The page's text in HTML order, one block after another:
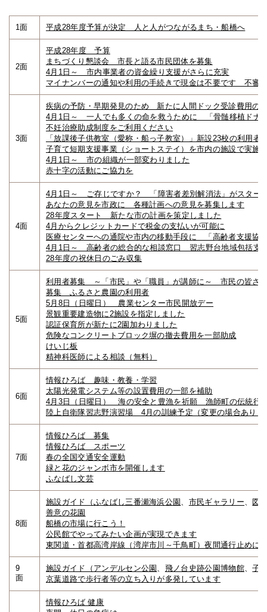
1面 平成28年度予算が決定 人と人がつながるまち・船橋へ
2面
平成28年度 予算
まちづくり懇談会 市長と語る市民団体を募集
4月1日～ 市内事業者の資金繰り支援がさらに充実
マイナンバーの通知や利用の手続きで現金は不要です 不審
3面
疾病の予防・早期発見のため 新たに人間ドック受診費用の
4月1日～ 一人でも多くの命を救うために 「骨髄移植ドナ
不妊治療助成制度をご利用ください
「放課後子供教室（愛称・船っ子教室）」新設23校の利用者
子育て短期支援事業（ショートステイ）を市内の施設で実施
4月1日～ 市の組織が一部変わりました
赤十字の活動にご協力を
4面
4月1日～ ご存じですか？ 「障害者差別解消法」がスター
あなたの意見を市政に 各種計画への意見を募集します
28年度スタート 新たな市の計画を策定しました
4月からクレジットカードで税金の支払いが可能に
医療センターへの通院や市内の移動手段に 「高齢者支援協
4月1日～ 高齢者の総合的な相談窓口 習志野台地域包括支
28年度の祝休日のごみ収集
5面
利用者募集 ～「市民」や「職員」が講師に～ 市民の皆さ
募集 ふるさと農園の利用者
5月8日（日曜日） 農業センター市民開放デー
景観重要建造物に2施設を指定しました
認証保育所が新たに2園加わりました
危険なコンクリートブロック塀の撤去費用を一部助成
けいじ板
精神科医師による相談（無料）
6面
情報ひろば 趣味・教養・学習
太陽光発電システム等の設置費用の一部を補助
4月3日（日曜日） 海の安全と豊漁を祈願 漁師町の伝統行
陸上自衛隊習志野演習場 4月の訓練予定（変更の場合あり）
7面
情報ひろば 募集
情報ひろば スポーツ
春の全国交通安全運動
緑と花のジャンボ市を開催します
ふなばし文芸
8面
施設ガイド（ふなばし三番瀬海浜公園 、 市民ギャラリー、
図
善意の花園
船橋の市場に行こう！
公民館でやってみたい企画が実現できます
東関道・首都高湾岸線（湾岸市川～千鳥町）夜間通行止めに
9
面
施設ガイド（アンデルセン公園 、 飛ノ台史跡公園博物館、子
京葉道路で歩行者等の立ち入りが多発しています
情報ひろば 健康